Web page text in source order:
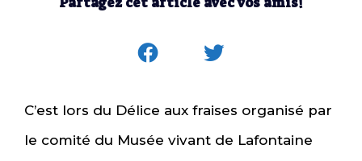
C’est lors du Délice aux fraises organisé par
le comité du Musée vivant de Lafontaine